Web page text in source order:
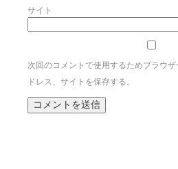
サイト
次回のコメントで使用するためブラウ
ドレス、サイトを保存する。